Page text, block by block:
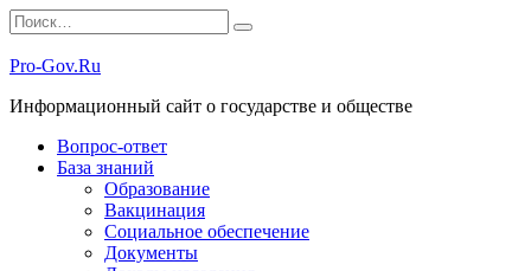
Перейти
к
содержанию
Search
for:
Pro-Gov.Ru
Информационный сайт о государстве и обществе
Вопрос-ответ
База знаний
Образование
Вакцинация
Социальное обеспечение
Документы